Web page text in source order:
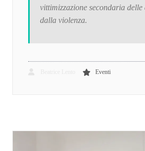
vittimizzazione secondaria delle
dalla violenza.
Eventi